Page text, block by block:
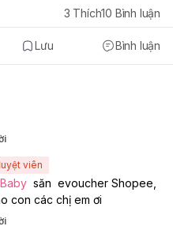
Lưu Bình luận
3 Thích10 Bình luận
viên
  săn  evoucher Shopee,
con các chị em ơi